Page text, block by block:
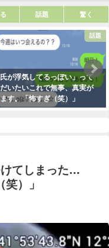
話題 驚く
話題
氏が浮気してるっぽい」って
いたいこれで無事、真実が
す。「怖すぎ（笑）」
てしまった…
）」